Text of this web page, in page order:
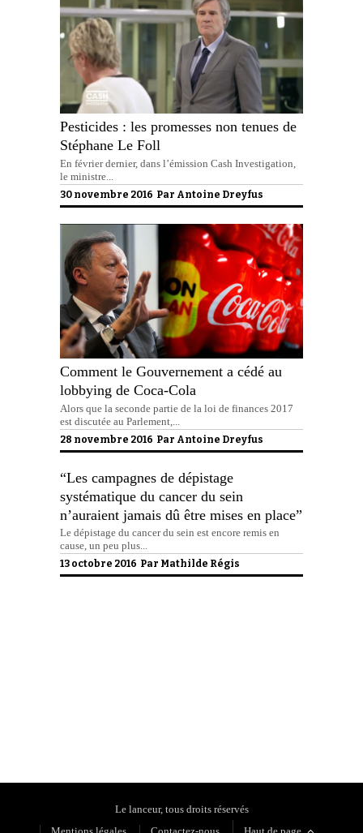
Pesticides : les promesses non tenues de
Stéphane Le Foll
En février dernier, dans l’émission Cash Investigation,
le ministre...
30 novembre 2016 Par Antoine Dreyfus
Comment le Gouvernement a cédé au
lobbying de Coca-Cola
Alors que la seconde partie de la loi de finances 2017
est discutée au Parlement,...
28 novembre 2016 Par Antoine Dreyfus
“Les campagnes de dépistage
systématique du cancer du sein
n’auraient jamais dû être mises en place”
Le dépistage du cancer du sein est encore remis en
cause, un peu plus...
13 octobre 2016 Par Mathilde Régis
Le lanceur, tous droits réservés